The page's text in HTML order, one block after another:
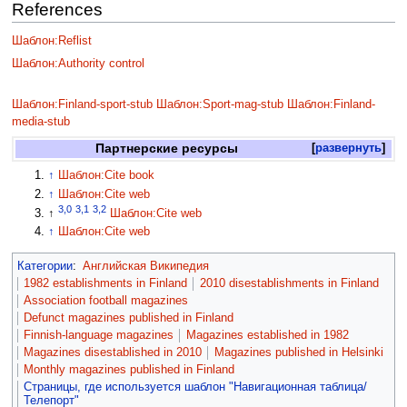
References
Шаблон:Reflist
Шаблон:Authority control
Шаблон:Finland-sport-stub Шаблон:Sport-mag-stub
Шаблон:Finland-
media-stub
развернуть
Партнерские ресурсы
↑ Шаблон:Cite book
↑
Шаблон:Cite web
↑3,0 3,1 3,2 Шаблон:Cite web
↑ Шаблон:Cite web
Категории: Английская Википедия
1982 establishments in Finland
2010 disestablishments in Finland
Association football magazines
Defunct magazines published in Finland
Finnish-language magazines
Magazines established in 1982
Magazines disestablished in 2010
Magazines published in Helsinki
Monthly magazines published in Finland
Страницы, где используется шаблон "Навигационная таблица/
Телепорт"